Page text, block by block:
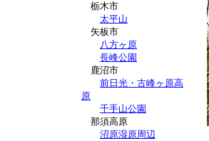
栃木市
太平山
矢板市
八方ヶ原
長峰公園
鹿沼市
前日光・古峰ヶ原高
原
千手山公園
那須高原
沼原湿原周辺